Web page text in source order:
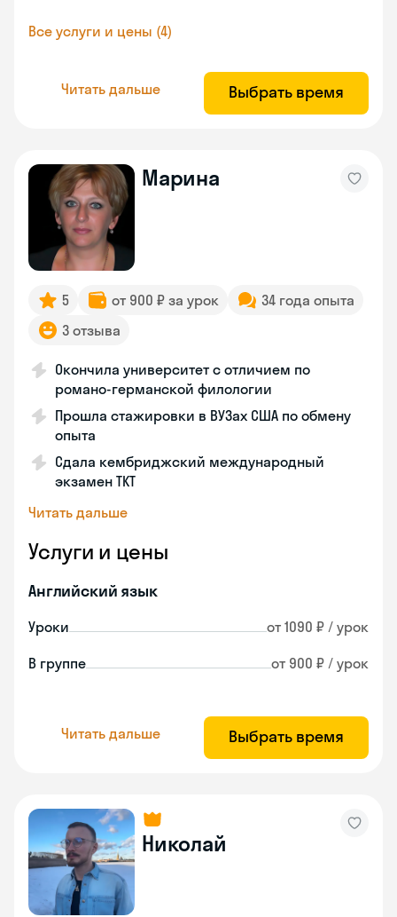
Все услуги и цены (4)
Читать дальше Выбрать время
Марина
5 от 900 ₽ за урок
34 года опыта
3 отзыва
Окончила университет с отличием по
романо-германской филологии
Прошла стажировки в ВУЗах США по обмену
опыта
Сдала кембриджский международный
экзамен TKT
Читать дальше
Услуги и цены
Английский язык
Уроки от 1090 ₽ / урок
В группе от 900 ₽ / урок
Читать дальше Выбрать время
Николай